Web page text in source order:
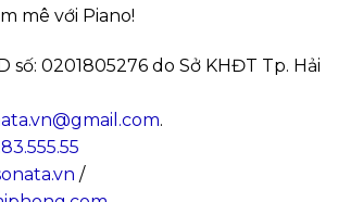
mê với Piano!
số: 0201805276 do Sở KHĐT Tp. Hải
.
/